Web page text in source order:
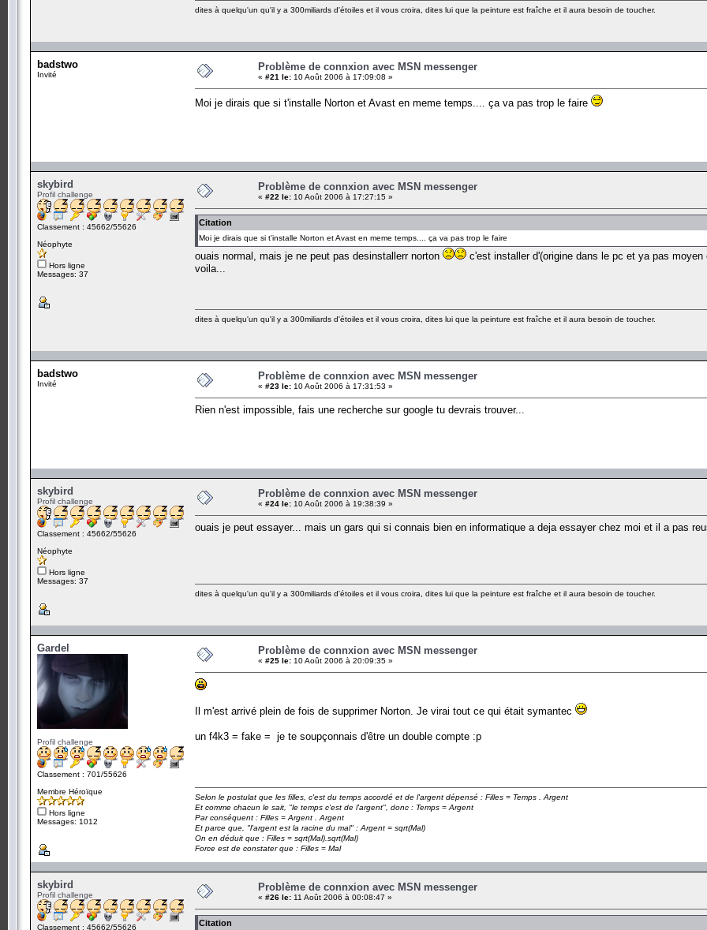
dites à quelqu'un qu'il y a 300miliards d'étoiles et il vous croira, dites lui que la peinture est fraîche et il aura besoin de toucher.
badstwo
Invité
Problème de connxion avec MSN messenger
« #21 le: 10 Août 2006 à 17:09:08 »
Moi je dirais que si t'installe Norton et Avast en meme temps.... ça va pas trop le faire
skybird
Profil challenge
Classement : 45662/55626
Néophyte
Hors ligne
Messages: 37
Problème de connxion avec MSN messenger
« #22 le: 10 Août 2006 à 17:27:15 »
Citation
Moi je dirais que si t'installe Norton et Avast en meme temps.... ça va pas trop le faire
ouais normal, mais je ne peut pas desinstallerr norton
c'est installer d'(origine dans le pc et ya pas moyen
voila...
dites à quelqu'un qu'il y a 300miliards d'étoiles et il vous croira, dites lui que la peinture est fraîche et il aura besoin de toucher.
badstwo
Invité
Problème de connxion avec MSN messenger
« #23 le: 10 Août 2006 à 17:31:53 »
Rien n'est impossible, fais une recherche sur google tu devrais trouver...
skybird
Profil challenge
Classement : 45662/55626
Néophyte
Hors ligne
Messages: 37
Problème de connxion avec MSN messenger
« #24 le: 10 Août 2006 à 19:38:39 »
ouais je peut essayer... mais un gars qui si connais bien en informatique a deja essayer chez moi et il a pas
dites à quelqu'un qu'il y a 300miliards d'étoiles et il vous croira, dites lui que la peinture est fraîche et il aura besoin de toucher.
Gardel
Profil challenge
Classement : 701/55626
Membre Héroïque
Hors ligne
Messages: 1012
Problème de connxion avec MSN messenger
« #25 le: 10 Août 2006 à 20:09:35 »
Il m'est arrivé plein de fois de supprimer Norton. Je virai tout ce qui était symantec
un f4k3 = fake = je te soupçonnais d'être un double compte :p
Selon le postulat que les filles, c'est du temps accordé et de l'argent dépensé : Filles = Temps . Argent
Et comme chacun le sait, "le temps c'est de l'argent", donc : Temps = Argent
Par conséquent : Filles = Argent . Argent
Et parce que, "l'argent est la racine du mal" : Argent = sqrt(Mal)
On en déduit que : Filles = sqrt(Mal).sqrt(Mal)
Force est de constater que : Filles = Mal
skybird
Profil challenge
Classement : 45662/55626
Problème de connxion avec MSN messenger
« #26 le: 11 Août 2006 à 00:08:47 »
Citation